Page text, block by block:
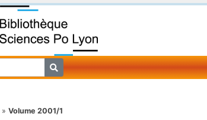
» Volume 2001/1